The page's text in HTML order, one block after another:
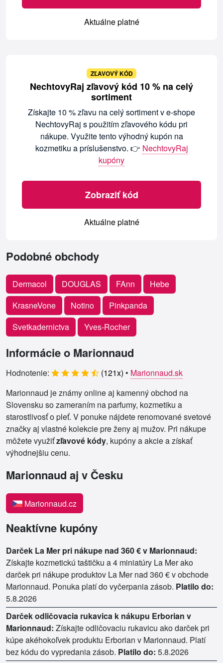
Aktuálne platné
ZĽAVOVÝ KÓD
NechtovyRaj zľavový kód 10 % na celý
sortiment
Získajte 10 % zľavu na celý sortiment v e-shope
NechtovyRaj s použitím zľavového kódu pri
nákupe. Využite tento výhodný kupón na
kozmetiku a príslušenstvo. 👉 NechtovyRaj
kupóny
Zobraziť kód
Aktuálne platné
Podobné obchody
Dermacol DOUGLAS FAnn
Hebe
KrasneVone
Notino
Pinkpanda
Svetkadernictva
Yves-Rocher
Informácie o Marionnaud
Hodnotenie: (121x) • Marionnaud.sk
Marionnaud je známy online aj kamenný obchod na
Slovensku so zameraním na parfumy, kozmetiku a
starostlivosť o pleť. V ponuke nájdete renomované svetové
značky aj vlastné kolekcie pre ženy aj mužov. Pri nákupe
môžete využiťzľavové kódy, kupóny a akcie a získať
výhodnejšiu cenu.
Marionnaud aj v Česku
Marionnaud.cz
Neaktívne kupóny
Darček La Mer pri nákupe nad 360 € v Marionnaud:
Získajte kozmetickú taštičku a 4 miniatúry La Mer ako
darček pri nákupe produktov La Mer nad 360 € v obchode
Marionnaud. Ponuka platí do vyčerpania zásob. Platilo do:
5.8.2026
Darček odličovacia rukavica k nákupu Erborian v
Marionnaud: Získajte odličovaciu rukavicu ako darček pri
kúpe akéhokoľvek produktu Erborian v Marionnaud. Platí
bez kódu do vypredania zásob. Platilo do: 5.8.2026